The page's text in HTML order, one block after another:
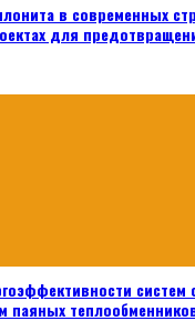
в современных
для
систем
паяных